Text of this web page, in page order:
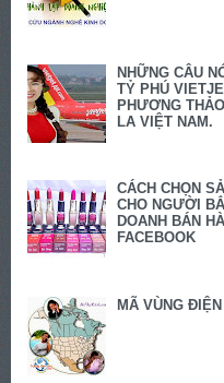
NHỮNG CÂU
TỶ PHÚ
PHƯƠNG
LA VIỆT NAM.
CÁCH CHỌN
CHO NGƯỜI
DOANH BÁN
FACEBOOK
MÃ VÙNG